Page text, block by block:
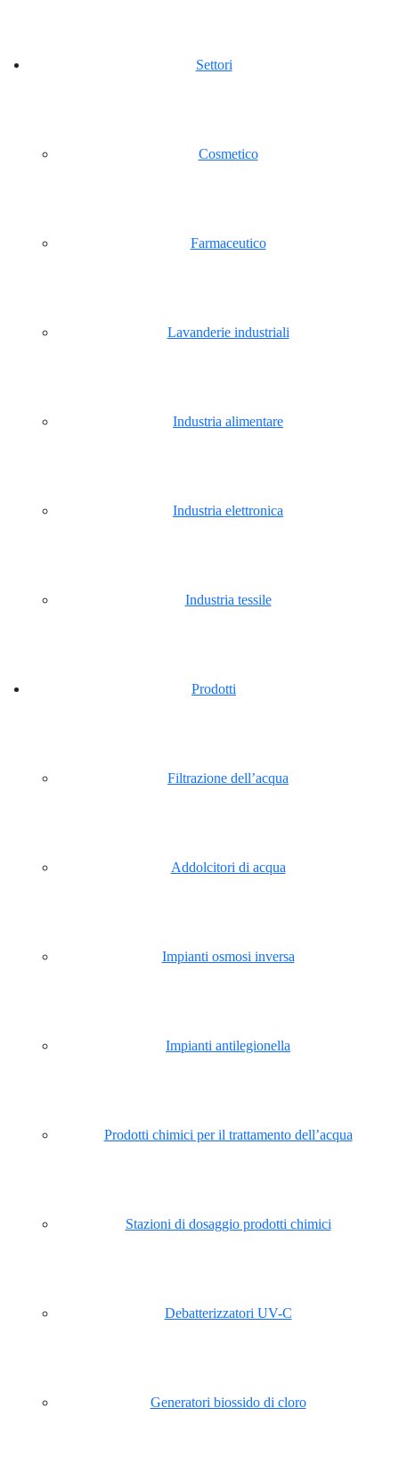
Settori
Cosmetico
Farmaceutico
Lavanderie industriali
Industria alimentare
Industria elettronica
Industria tessile
Prodotti
Filtrazione dell’acqua
Addolcitori di acqua
Impianti osmosi inversa
Impianti antilegionella
Prodotti chimici per il trattamento dell’acqua
Stazioni di dosaggio prodotti chimici
Debatterizzatori UV-C
Generatori biossido di cloro